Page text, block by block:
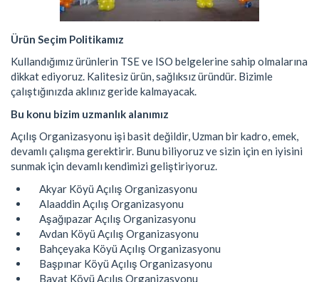
Ürün Seçim Politikamız
Kullandığımız ürünlerin TSE ve ISO belgelerine sahip olmalarına
dikkat ediyoruz. Kalitesiz ürün, sağlıksız üründür. Bizimle
çalıştığınızda aklınız geride kalmayacak.
Bu konu bizim uzmanlık alanımız
Açılış Organizasyonu işi basit değildir, Uzman bir kadro, emek,
devamlı çalışma gerektirir. Bunu biliyoruz ve sizin için en iyisini
sunmak için devamlı kendimizi geliştiriyoruz.
Akyar Köyü Açılış Organizasyonu
Alaaddin Açılış Organizasyonu
Aşağıpazar Açılış Organizasyonu
Avdan Köyü Açılış Organizasyonu
Bahçeyaka Köyü Açılış Organizasyonu
Başpınar Köyü Açılış Organizasyonu
Bayat Köyü Açılış Organizasyonu